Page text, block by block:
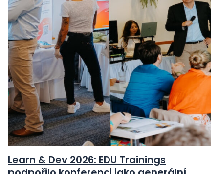
Learn & Dev 2026: EDU Trainings